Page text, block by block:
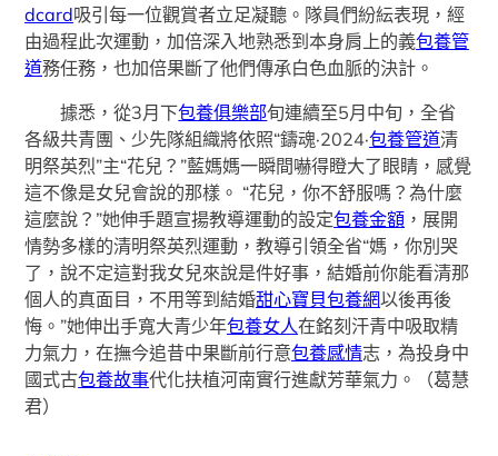
dcard吸引每一位觀賞者立足凝聽。隊員們紛紜表現，經
由過程此次運動，加倍深入地熟悉到本身肩上的義包養管
道務任務，也加倍果斷了他們傳承白色血脈的決計。
據悉，從3月下包養俱樂部旬連續至5月中旬，全省
各級共青團、少先隊組織將依照“鑄魂·2024·包養管道清
明祭英烈”主“花兒？”藍媽媽一瞬間嚇得瞪大了眼睛，感覺
這不像是女兒會說的那樣。 “花兒，你不舒服嗎？為什麼
這麼說？”她伸手題宣揚教導運動的設定包養金額 ，展開
情勢多樣的清明祭英烈運動，教導引領全省“媽，你別哭
了，說不定這對我女兒來說是件好事，結婚前你能看清那
個人的真面目，不用等到結婚甜心寶貝包養網以後再後
悔。”她伸出手寬大青少年包養女人在銘刻汗青中吸取精
力氣力，在撫今追昔中果斷前行意包養感情志，為投身中
國式古包養故事代化扶植河南實行進獻芳華氣力。（葛慧
君）